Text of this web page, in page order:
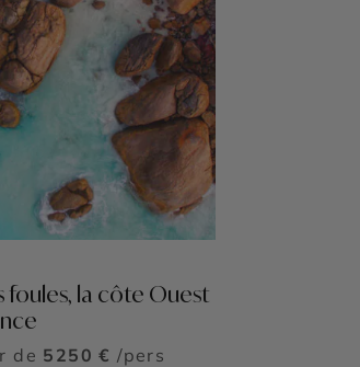
foules, la côte Ouest
de 5250 € /pers